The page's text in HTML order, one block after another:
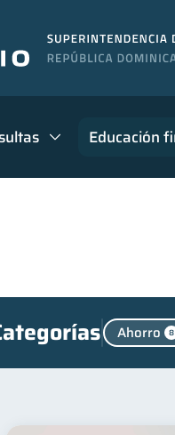
Educación
Ahorro 8